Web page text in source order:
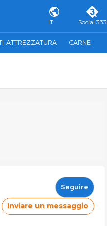
IT Social 333
ATTREZZATURA CARNE
Seguire
Inviare un messaggio